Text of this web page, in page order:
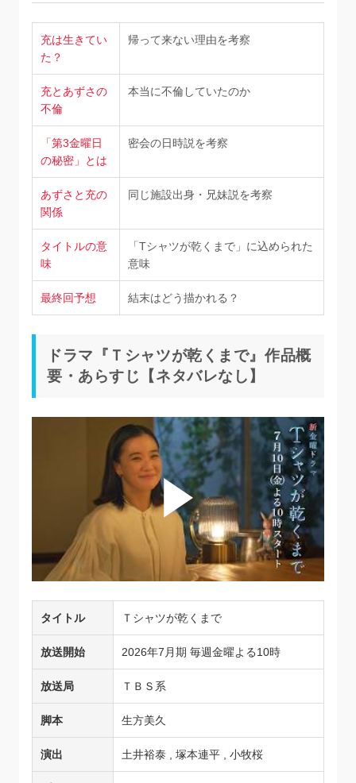
充は生きてい
た？
帰って来ない理由を考察
充とあずさの
不倫
本当に不倫していたのか
「第3金曜日
の秘密」とは
密会の日時説を考察
あずさと充の
関係
同じ施設出身・兄妹説を考察
タイトルの意
味
「Tシャツが乾くまで」に込められた
意味
最終回予想 結末はどう描かれる？
ドラマ『Ｔシャツが乾くまで』作品概
要・あらすじ【ネタバレなし】
タイトル Ｔシャツが乾くまで
放送開始 2026年7月期 毎週金曜よる10時
放送局 ＴＢＳ系
脚本 生方美久
演出 土井裕泰 , 塚本連平 , 小牧桜